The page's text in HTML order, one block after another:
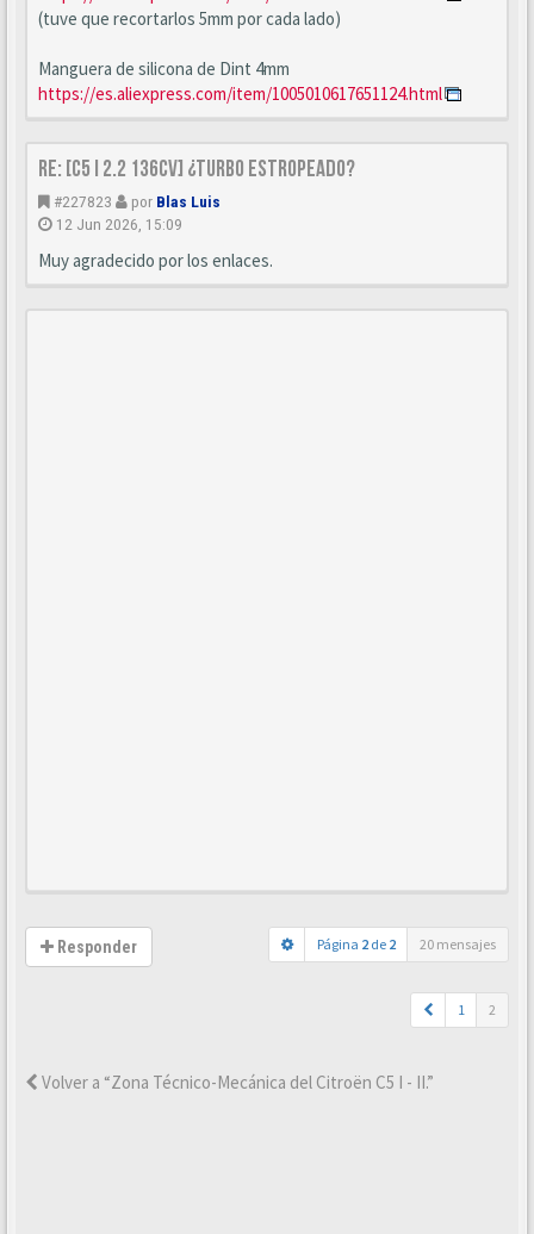
(tuve que recortarlos 5mm por cada lado)
Manguera de silicona de Dint 4mm
https://es.aliexpress.com/item/1005010617651124.html
Re: [C5 I 2.2 136cv] ¿turbo estropeado?
#227823 por Blas Luis
12 Jun 2026, 15:09
Muy agradecido por los enlaces.
Responder Página 2 de 2 20 mensajes
1 2
Volver a “Zona Técnico-Mecánica del Citroën C5 I - II.”